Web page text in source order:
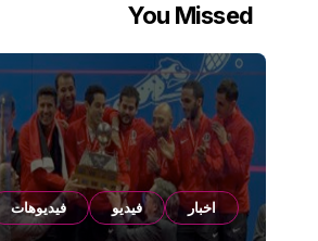
You Missed
اخبار فيديو فيديوهات